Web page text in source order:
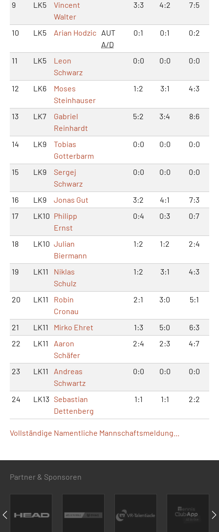
9 LK5
Vincent
Walter
3:3 4:2 7:5
10 LK5 Arian Hodzic AUT
A/D
0:1 0:1 0:2
11 LK5
Leon
Schwarz
0:0 0:0 0:0
12 LK6
Moses
Steinhauser
1:2 3:1 4:3
13 LK7
Gabriel
Reinhardt
5:2 3:4 8:6
14 LK9
Tobias
Gotterbarm
0:0 0:0 0:0
15 LK9
Sergej
Schwarz
0:0 0:0 0:0
16 LK9 Jonas Gut 3:2 4:1
7:3
17
LK10 Philipp
Ernst
0:4 0:3 0:7
18 LK10 Julian
Biermann
1:2 1:2 2:4
19 LK11
Niklas
Schulz
1:2 3:1 4:3
20 LK11
Robin
Cronau
2:1 3:0 5:1
21 LK11 Mirko Ehret 1:3 5:0
6:3
22
LK11
Aaron
Schäfer
2:4 2:3 4:7
23 LK11
Andreas
Schwartz
0:0 0:0 0:0
24 LK13 Sebastian
Dettenberg
1:1 1:1 2:2
Vollständige Namentliche Mannschaftsmeldung...
Partner & Sponsoren